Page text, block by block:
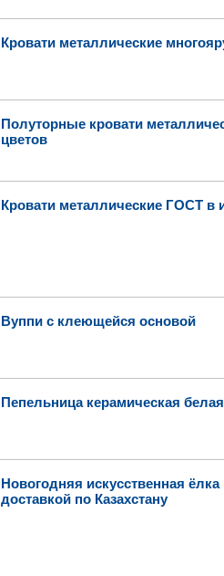
Кровати металлические
Полуторные кровати
цветов
Кровати металлические ГОСТ в
Вуппи с клеющейся основой
Пепельница керамическая белая
Новогодняя искусственная ёлка
доставкой по Казахстану